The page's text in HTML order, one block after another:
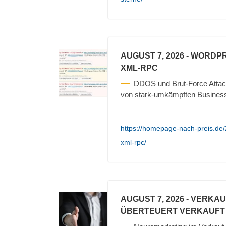
AUGUST 7, 2026 -
XML-RPC
DDOS und Brut-Force
von stark-umkämpften
https://homepage-nach-
xml-rpc/
AUGUST 7, 2026 -
ÜBERTEUERT VERKAUFT